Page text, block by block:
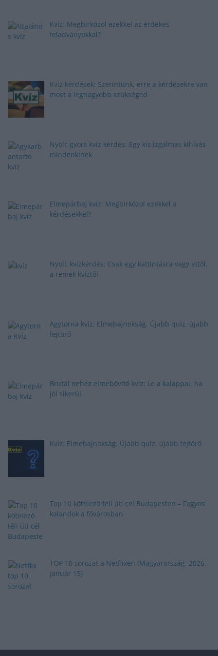
Kvíz: Megbirkózol ezekkel az érdekes
feladványokkal?
Kvíz kérdések: Szerintünk, erre a kérdésekre van
most a legnagyobb szükséged
Nyolc gyors kvíz kérdés: Egy kis izgalmas kihívás
mindenkinek
Elmepárbaj kvíz: Megbirkózol ezekkel a
kérdésekkel?
Nyolc kvízkérdés: Csak egy kattintásra vagy ettől,
a remek kvíztől
Agytorna kvíz: Elmebajnokság. Újabb quiz, újabb
fejtörő
Brutál nehéz elmebővítő kvíz: Le a kalappal, ha
jól sikerül
Kvíz: Elmebajnokság. Újabb quiz, újabb fejtörő
Top 10 kötelező téli úti cél Budapesten – Fagyos
kalandok a fővárosban
TOP 10 sorozat a Netflixen (Magyarország, 2026.
január 15)